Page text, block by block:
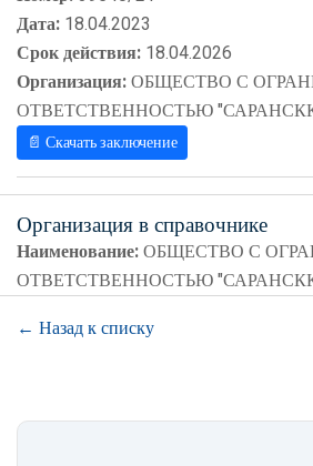
Дата: 18.04.2023
Срок действия: 18.04.2026
Организация:ОБЩЕСТВО С
ОТВЕТСТВЕННОСТЬЮ
📄 Скачать заключение
Организация в справочнике
Наименование:ОБЩЕСТВО С
ОТВЕТСТВЕННОСТЬЮ
← Назад к списку